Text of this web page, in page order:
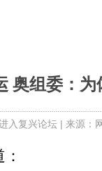
奥组委：
入复兴论坛| 来源：